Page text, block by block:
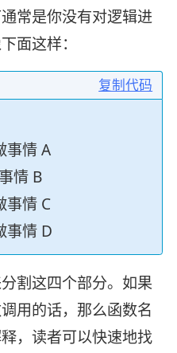
常是你没有对逻辑进
面这样：
复制代码
事情 A
情 B
事情 C
事情 D
割这四个部分。如果
用的话，那么函数名
，读者可以快速地找